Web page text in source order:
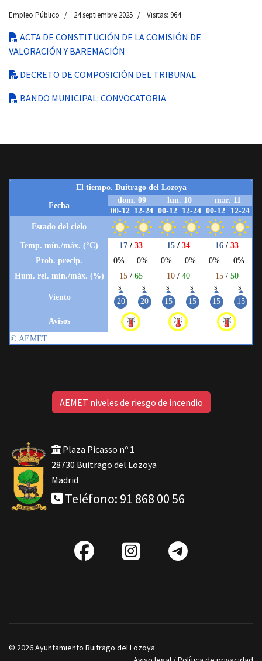
Empleo Público 24 septiembre 2025 Visitas: 964
ACTA DE CONSTITUCIÓN DE LA COMISIÓN DE
VALORACIÓN Y BAREMACIÓN
DECRETO DE COMPOSICIÓN DEL TRIBUNAL
BANDO MUNICIPAL: CONVOCATORIA
AEMET niveles de riesgo de incendio
Plaza Picasso nº 1
28730 Buitrago del Lozoya
Madrid
Teléfono: 91 868 00 56
fab
IG
© 2026 Ayuntamiento Buitrago del Lozoya